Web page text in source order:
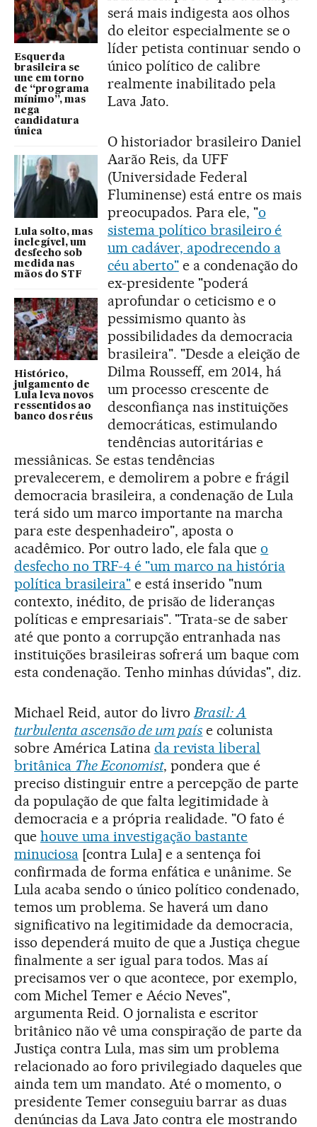
Esquerda
brasileira se
une em torno
de “programa
mínimo”, mas
nega
candidatura
única
Lula solto, mas
inelegível, um
desfecho sob
medida nas
mãos do STF
Histórico,
julgamento de
Lula leva novos
ressentidos ao
banco dos réus
será mais indigesta aos olhos
do eleitor especialmente se o
líder petista continuar sendo o
único político de calibre
realmente inabilitado pela
Lava Jato.
O historiador brasileiro Daniel
Aarão Reis, da UFF
(Universidade Federal
Fluminense) está entre os mais
preocupados. Para ele, "o
sistema político brasileiro é
um cadáver, apodrecendo a
céu aberto"e a condenação do
ex-presidente "poderá
aprofundar o ceticismo e o
pessimismo quanto às
possibilidades da democracia
brasileira". "Desde a eleição de
Dilma Rousseff, em 2014, há
um processo crescente de
desconfiança nas instituições
democráticas, estimulando
tendências autoritárias e
messiânicas. Se estas tendências
prevalecerem, e demolirem a pobre e frágil
democracia brasileira, a condenação de Lula
terá sido um marco importante na marcha
para este despenhadeiro", aposta o
acadêmico. Por outro lado, ele fala queo
desfecho no TRF-4 é "um marco na história
política brasileira"e está inserido "num
contexto, inédito, de prisão de lideranças
políticas e empresariais". "Trata-se de saber
até que ponto a corrupção entranhada nas
instituições brasileiras sofrerá um baque com
esta condenação. Tenho minhas dúvidas", diz.
Michael Reid, autor do livroBrasil: A
turbulenta ascensão de um país e colunista
sobre América Latina da revista liberal
britânica The Economist, pondera que é
preciso distinguir entre a percepção de parte
da população de que falta legitimidade à
democracia e a própria realidade. "O fato é
que houve uma investigação bastante
minuciosa[contra Lula] e a sentença foi
confirmada de forma enfática e unânime. Se
Lula acaba sendo o único político condenado,
temos um problema. Se haverá um dano
significativo na legitimidade da democracia,
isso dependerá muito de que a Justiça chegue
finalmente a ser igual para todos. Mas aí
precisamos ver o que acontece, por exemplo,
com Michel Temer e Aécio Neves",
argumenta Reid. O jornalista e escritor
britânico não vê uma conspiração de parte da
Justiça contra Lula, mas sim um problema
relacionado ao foro privilegiado daqueles que
ainda tem um mandato. Até o momento, o
presidente Temer conseguiu barrar as duas
denúncias da Lava Jato contra ele mostrando